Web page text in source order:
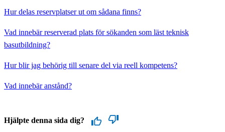
Hur delas reservplatser ut om sådana finns?
Vad innebär reserverad plats för sökanden som läst teknisk
basutbildning?
Hur blir jag behörig till senare del via reell kompetens?
Vad innebär anstånd?
Hjälpte denna sida dig?